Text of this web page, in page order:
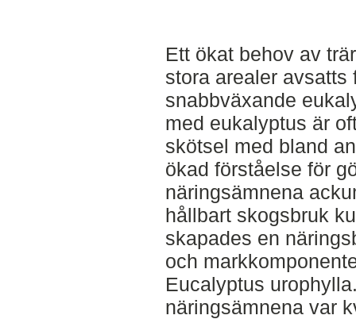
Ett ökat behov av
stora arealer avsatts
snabbväxande
med eukalyptus är
skötsel med bland
ökad förståelse för
näringsämnena
hållbart skogsbruk
skapades en
och
Eucalyptus
näringsämnena var